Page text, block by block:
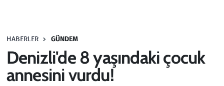
HABERLER GÜNDEM
Denizli'de 8 yaşındaki çocuk
annesini vurdu!
Haber
Kültür Sanat